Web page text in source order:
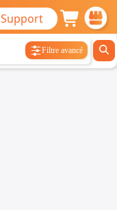
Support
Filtre avancé